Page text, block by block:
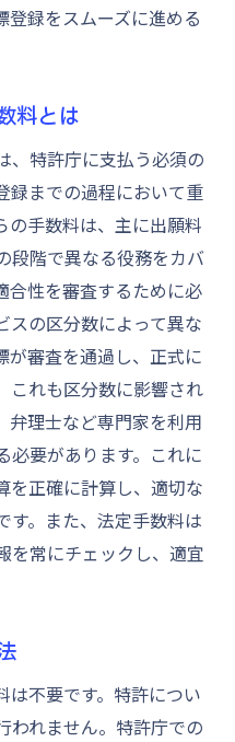
登録をスムーズに進める
料とは
、特許庁に支払う必須の
録までの過程において重
の手数料は、主に出願料
段階で異なる役務をカバ
合性を審査するために必
スの区分数によって異な
が審査を通過し、正式に
これも区分数に影響され
弁理士など専門家を利用
必要があります。これに
を正確に計算し、適切な
す。また、法定手数料は
を常にチェックし、適宜
は不要です。特許につい
われません。特許庁での